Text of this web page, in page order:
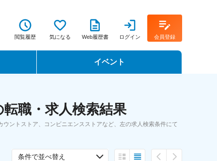
閲覧履歴 気になる Web履歴書 ログイン 会員登録
イベント
転職フェア
職・求人検索結果
ントストア、コンビニエンスストアなど、左の求人検索条件にて
条件で並べ替え